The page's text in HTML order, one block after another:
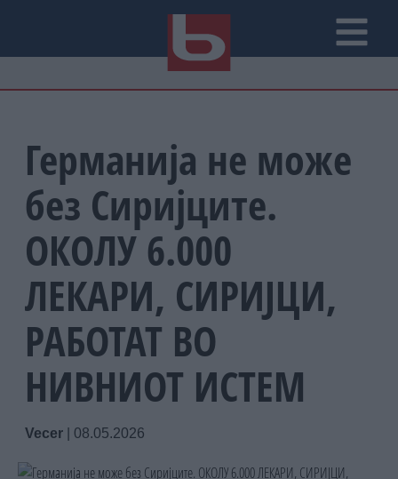
Германија не може
без Сиријците.
ОКОЛУ 6.000
ЛЕКАРИ, СИРИЈЦИ,
РАБОТАТ ВО
НИВНИОТ ИСТЕМ
Vecer 08.05.2026